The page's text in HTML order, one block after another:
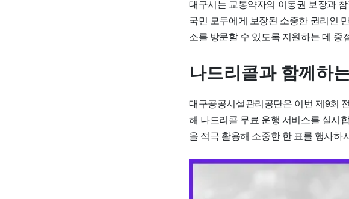
대구시는 교통약자의 이동권 보장과
국민 모두에게 보장된 소중한 권리인
소를 방문할 수 있도록 지원하는 데 중
나드리콜과 함께하
대구공공시설관리공단은 이번 제9회
해 나드리콜 무료 운행 서비스를 실시
을 적극 활용해 소중한 한 표를 행사하